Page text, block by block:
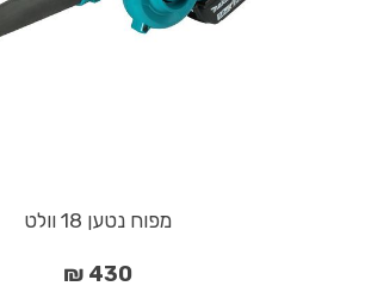
מפוח נטען 18 וולט
430 ₪